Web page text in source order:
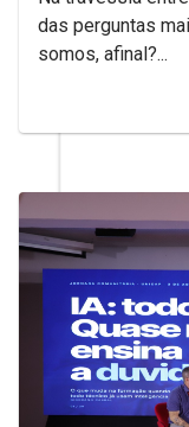
das perguntas
somos, afinal?...